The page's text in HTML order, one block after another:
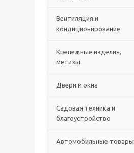
Вентиляция и
кондиционирование
Крепежные изделия,
метизы
Двери и окна
Садовая техника и
благоустройство
Автомобильные товары